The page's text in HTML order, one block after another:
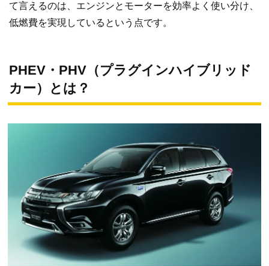
て言えるのは、エンジンとモーターを効率よく使い分け、
低燃費を実現しているという点です。
PHEV・PHV（プラグインハイブリッド
カー）とは？